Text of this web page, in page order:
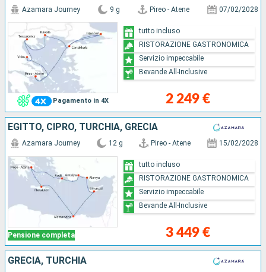
Pagamento in 4X
Azamara Journey 9 g Pireo - Atene 07/02/2028
2 249 €
tutto incluso
RISTORAZIONE GASTRONOMICA
Servizio impeccabile
Bevande All-Inclusive
EGITTO, CIPRO, TURCHIA, GRECIA
Pensione completa
Azamara Journey 12 g Pireo - Atene 15/02/2028
3 449 €
tutto incluso
RISTORAZIONE GASTRONOMICA
Servizio impeccabile
Bevande All-Inclusive
GRECIA, TURCHIA